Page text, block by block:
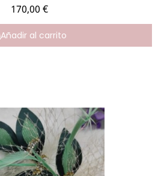
170,00 €
Añadir al carrito